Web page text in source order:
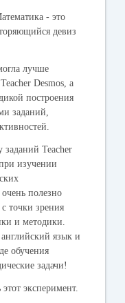
- это
девиз
лучше
Desmos, а
построения
заданий,
Teacher
изучении
полезно
точки зрения
и методики.
язык и
обучения
задачи!
эксперимент.